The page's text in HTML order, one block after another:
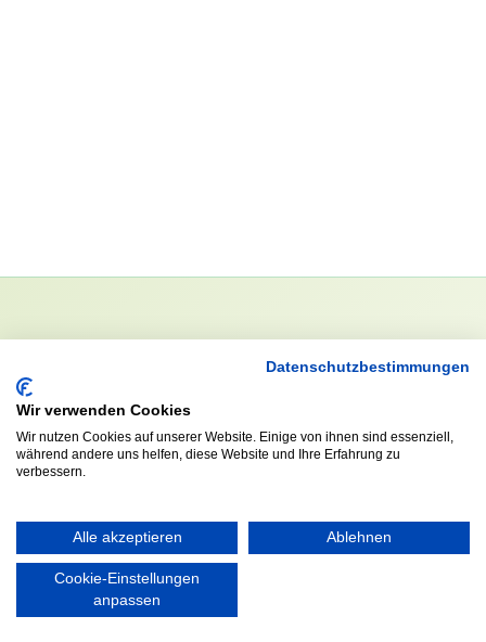
Datenschutzbestimmungen
Wir verwenden Cookies
Wir nutzen Cookies auf unserer Website. Einige von ihnen sind essenziell,
während andere uns helfen, diese Website und Ihre Erfahrung zu
verbessern.
Alle akzeptieren Ablehnen
Cookie-Einstellungen
anpassen
Anrede
Abonnieren
Walddörfer Sportverein
Halenreie 32-34
22359 Hamburg
Tel. 040 / 64 50 62 - 0
SERVICEZEITEN:
Mo. – Fr. 8:00 – 22:00 Uhr